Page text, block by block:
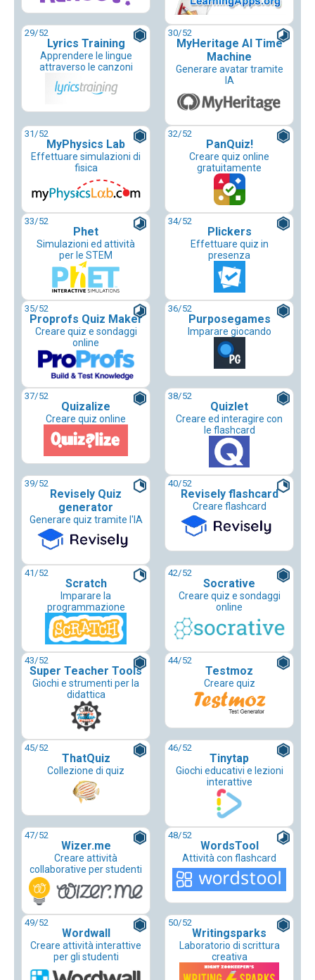
29/52
Lyrics Training
Apprendere le lingue
attraverso le canzoni
30/52
MyHeritage AI Time
Machine
Generare avatar tramite
IA
31/52
MyPhysics Lab
Effettuare simulazioni di
fisica
32/52
PanQuiz!
Creare quiz online
gratuitamente
33/52
Phet
Simulazioni ed attività
per le STEM
34/52
Plickers
Effettuare quiz in
presenza
35/52
Proprofs Quiz Maker
Creare quiz e sondaggi
online
36/52
Purposegames
Imparare giocando
37/52
Quizalize
Creare quiz online
38/52
Quizlet
Creare ed interagire con
le flashcard
39/52
Revisely Quiz
generator
Generare quiz tramite l'IA
40/52
Revisely flashcard
Creare flashcard
41/52
Scratch
Imparare la
programmazione
42/52
Socrative
Creare quiz e sondaggi
online
43/52
Super Teacher Tools
Giochi e strumenti per la
didattica
44/52
Testmoz
Creare quiz
45/52
ThatQuiz
Collezione di quiz
46/52
Tinytap
Giochi educativi e lezioni
interattive
47/52
Wizer.me
Creare attività
collaborative per studenti
48/52
WordsTool
Attività con flashcard
49/52
Wordwall
Creare attività interattive
per gli studenti
50/52
Writingsparks
Laboratorio di scrittura
creativa